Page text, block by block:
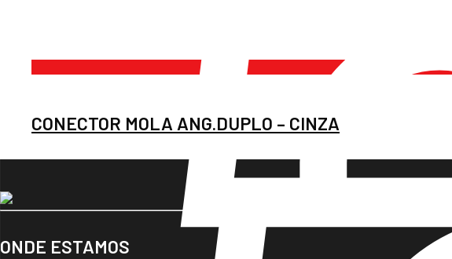
CONECTOR MOLA ANG.DUPLO – CINZA
ONDE ESTAMOS